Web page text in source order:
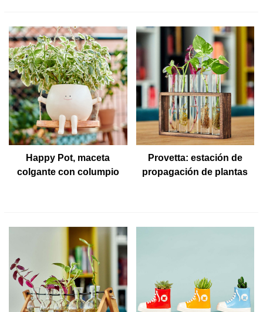
Happy Pot, maceta
colgante con columpio
Provetta: estación de
propagación de plantas